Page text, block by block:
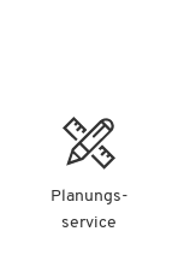
Planungs-
service